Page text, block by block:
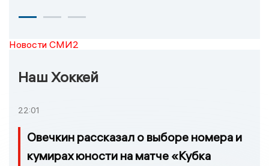
Новости СМИ2
Наш Хоккей
22:01
Овечкин рассказал о выборе номера и
кумирах юности на матче «Кубка